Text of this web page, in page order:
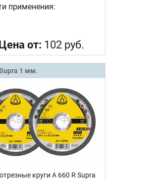
применения:
от: 102 руб.
1 мм.
круги A 660 R Supra